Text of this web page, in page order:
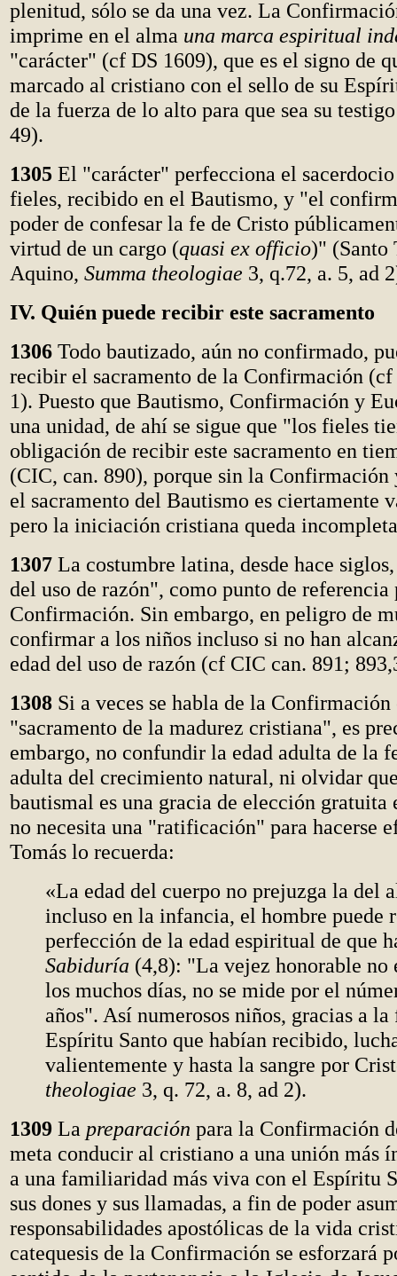
plenitud, sólo se da una vez. La
imprime en el alma una marca espiritual
"carácter" (cf DS 1609), que es el signo de
marcado al cristiano con el sello de su
de la fuerza de lo alto para que sea su
49).
1305 El "carácter" perfecciona el
fieles, recibido en el Bautismo, y "el
poder de confesar la fe de Cristo
virtud de un cargo (quasi ex officio)" (Santo
Aquino, Summa theologiae 3, q.72, a. 5, ad
IV. Quién puede recibir este sacramento
1306 Todo bautizado, aún no confirmado,
recibir el sacramento de la Confirmación
1). Puesto que Bautismo, Confirmación y
una unidad, de ahí se sigue que "los fieles
obligación de recibir este sacramento en
(CIC, can. 890), porque sin la
el sacramento del Bautismo es ciertamente
pero la iniciación cristiana queda
1307 La costumbre latina, desde hace
del uso de razón", como punto de
Confirmación. Sin embargo, en peligro de
confirmar a los niños incluso si no han
edad del uso de razón (cf CIC can. 891;
1308 Si a veces se habla de la
"sacramento de la madurez cristiana", es
embargo, no confundir la edad adulta de la
adulta del crecimiento natural, ni olvidar
bautismal es una gracia de elección gratuita
no necesita una "ratificación" para hacerse
Tomás lo recuerda:
«La edad del cuerpo no prejuzga la del
incluso en la infancia, el hombre puede
perfección de la edad espiritual de que
Sabiduría (4,8): "La vejez honorable no
los muchos días, no se mide por el
años". Así numerosos niños, gracias a
Espíritu Santo que habían recibido,
valientemente y hasta la sangre por
theologiae 3, q. 72, a. 8, ad 2).
1309 La preparación para la Confirmación
meta conducir al cristiano a una unión más
a una familiaridad más viva con el Espíritu
sus dones y sus llamadas, a fin de poder
responsabilidades apostólicas de la vida
catequesis de la Confirmación se esforzará